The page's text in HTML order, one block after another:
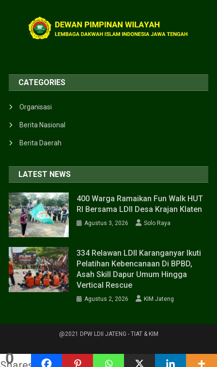
0
CATEGORIES
Organisasi
Berita Nasional
Berita Daerah
LATEST NEWS
400 Warga Ramaikan Fun Walk HUT
RI Bersama LDII Desa Krajan Klaten
Agustus 3, 2026 Solo Raya
334 Relawan LDII Karanganyar Ikuti
Pelatihan Kebencanaan Di BPBD,
Asah Skill Dapur Umum Hingga
Vertical Rescue
Agustus 2, 2026 KIM Jateng
@2021 DPW LDII JATENG - TIAT & KIM